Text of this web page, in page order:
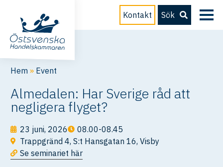
Kontakt Sök
Hem » Event
Almedalen: Har Sverige råd att
negligera flyget?
23 juni, 2026
08.00-08.45
Trappgränd 4, S:t Hansgatan 16, Visby
Se seminariet här